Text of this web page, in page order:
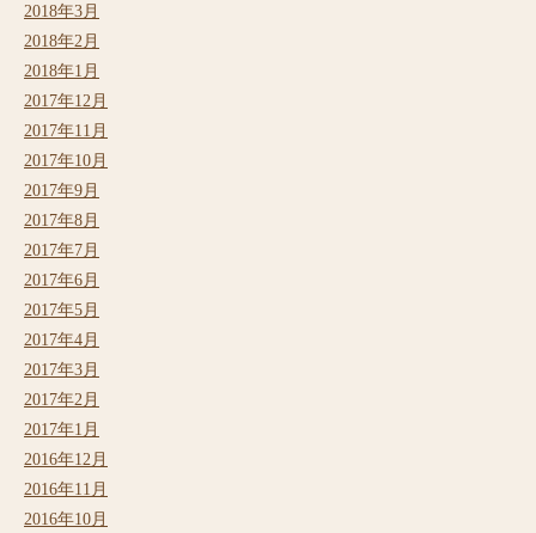
2018年3月
2018年2月
2018年1月
2017年12月
2017年11月
2017年10月
2017年9月
2017年8月
2017年7月
2017年6月
2017年5月
2017年4月
2017年3月
2017年2月
2017年1月
2016年12月
2016年11月
2016年10月